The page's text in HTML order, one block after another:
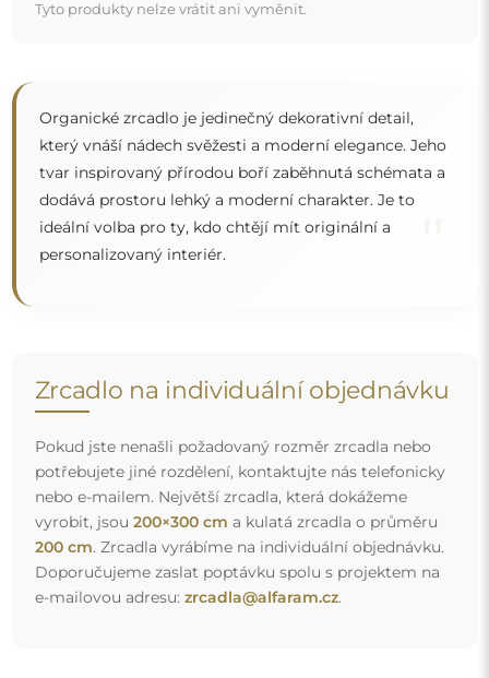
Tyto produkty nelze vrátit ani vyměnit.
Organické zrcadlo je jedinečný dekorativní detail,
který vnáší nádech svěžesti a moderní elegance. Jeho
tvar inspirovaný přírodou boří zaběhnutá schémata a
dodává prostoru lehký a moderní charakter. Je to
ideální volba pro ty, kdo chtějí mít originální a
personalizovaný interiér.
Zrcadlo na individuální objednávku
Pokud jste nenašli požadovaný rozměr zrcadla nebo
potřebujete jiné rozdělení, kontaktujte nás telefonicky
nebo e-mailem. Největší zrcadla, která dokážeme
vyrobit, jsou 200×300 cm a kulatá zrcadla o průměru
200 cm. Zrcadla vyrábíme na individuální objednávku.
Doporučujeme zaslat poptávku spolu s projektem na
e-mailovou adresu: zrcadla@alfaram.cz.